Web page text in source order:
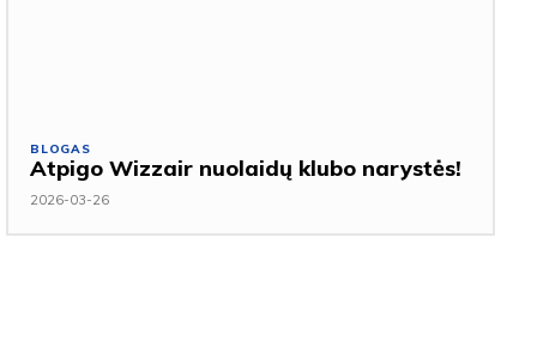
BLOGAS
Atpigo Wizzair nuolaidų klubo narystės!
2026-03-26